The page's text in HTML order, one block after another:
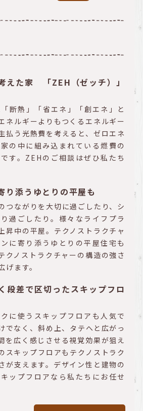
えた家 「ZEH（ゼッチ）」
断熱」「省エネ」「創エネ」と
ネルギーよりもつくるエネルギー
払う光熱費を考えると、ゼロエネ
の中に組み込まれている燃費の
す。ZEHのご相談はぜひ私たち
り添うゆとりの平屋も
つながりを大切に過ごしたり、シ
過ごしたり。様々なライフプラ
昇中の平屋。テクノストラクチャ
に寄り添うゆとりの平屋住宅も
クノストラクチャーの構造の強さ
ます。
段差で区切ったスキップフロ
に使うスキップフロアも人気で
でなく、斜め上、タテへと広がっ
を広く感じさせる視覚効果が狙え
スキップフロアもテクノストラク
が支えます。デザイン性と建物の
ップフロアなら私たちにお任せ